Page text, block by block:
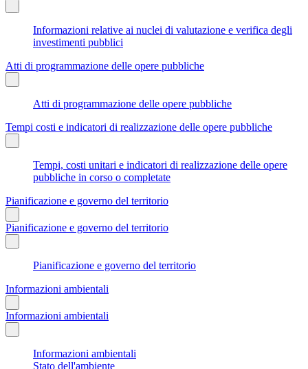
Informazioni relative ai nuclei di valutazione e verifica degli
investimenti pubblici
Atti di programmazione delle opere pubbliche
Atti di programmazione delle opere pubbliche
Tempi costi e indicatori di realizzazione delle opere pubbliche
Tempi, costi unitari e indicatori di realizzazione delle opere
pubbliche in corso o completate
Pianificazione e governo del territorio
Pianificazione e governo del territorio
Pianificazione e governo del territorio
Informazioni ambientali
Informazioni ambientali
Informazioni ambientali
Stato dell'ambiente